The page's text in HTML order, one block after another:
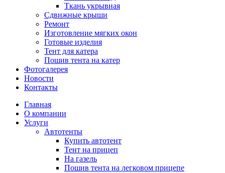
Ткань укрывная
Сдвижные крыши
Ремонт
Изготовление мягких окон
Готовые изделия
Тент для катера
Пошив тента на катер
Фотогалерея
Новости
Контакты
Главная
О компании
Услуги
Автотенты
Купить автотент
Тент на прицеп
На газель
Пошив тента на легковом прицепе